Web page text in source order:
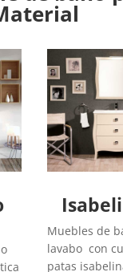
Muebles de
lavabo con
patas